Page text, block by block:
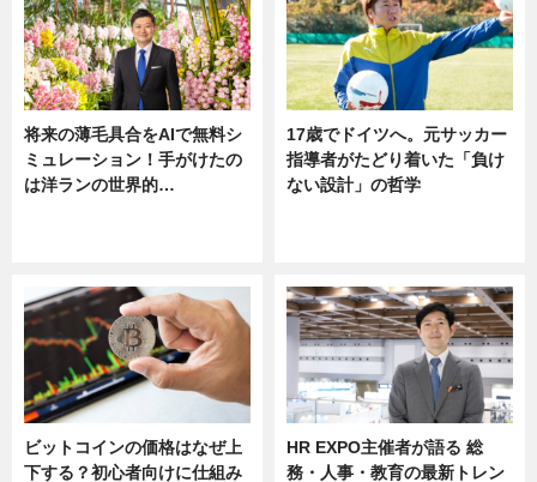
将来の薄毛具合をAIで無料シ
ミュレーション！手がけたの
は洋ランの世界的…
17歳でドイツへ。元サッカー
指導者がたどり着いた「負け
ない設計」の哲学
ビットコインの価格はなぜ上
下する？初心者向けに仕組み
HR EXPO主催者が語る 総
務・人事・教育の最新トレン